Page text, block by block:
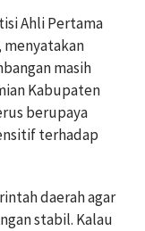
Ahli Pertama
menyatakan
masih
Kabupaten
berupaya
terhadap
daerah agar
stabil. Kalau